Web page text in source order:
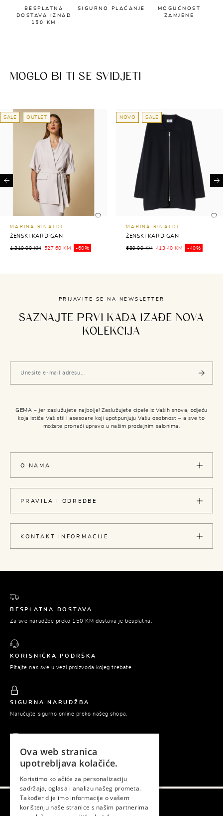
BESPLATNA
DOSTAVA IZNAD
150 KM
SIGURNO PLAĆANJE
MOGUĆNOST
ZAMJENE
MOGLO BI TI SE SVIDJETI
SALE OUTLET
MARINA RINALDI
ŽENSKI KARDIGAN
1.319,00 KM 527,60 KM -60%
NOVO SALE
MARINA RINALDI
ŽENSKI KARDIGAN
689,00 KM 413,40 KM -40%
Previous
PRIJAVITE SE NA NEWSLETTER
SAZNAJTE PRVI KADA IZAĐE NOVA
KOLEKCIJA
GEMA – jer zaslužujete najbolje! Zaslužujete cipele iz Vaših snova, odjeću
koja ističe Vaš stil i asesoare koji upotpunjuju Vašu osobnost – a sve to
možete pronaći upravo u našim prodajnim salonima.
O NAMA
PRAVILA I ODREDBE
KONTAKT INFORMACIJE
BESPLATNA DOSTAVA
Za sve narudžbe preko 150 KM dostava je besplatna.
KORISNIČKA PODRŠKA
Pitajte nas sve u vezi proizvoda kojeg trebate.
SIGURNA NARUDŽBA
Naručujte sigurno online preko našeg shopa.
PLAĆANJE POUZEĆEM
Platite tek prilikom preuzimanja naručene robe.
Gema © 2026. Sva prava zadržana.
Ova web stranica
upotrebljava kolačiće.
Koristimo kolačiće za personalizaciju
sadržaja, oglasa i analizu našeg prometa.
Također dijelimo informacije o vašem
korištenju naše stranice s našim partnerima